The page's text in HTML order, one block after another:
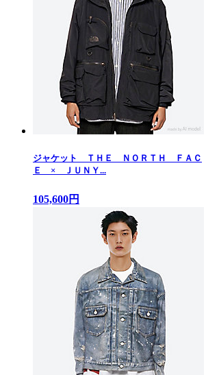
ジャケット ＴＨＥ ＮＯＲＴＨ ＦＡＣ
Ｅ × ＪＵＮＹ...
105,600円